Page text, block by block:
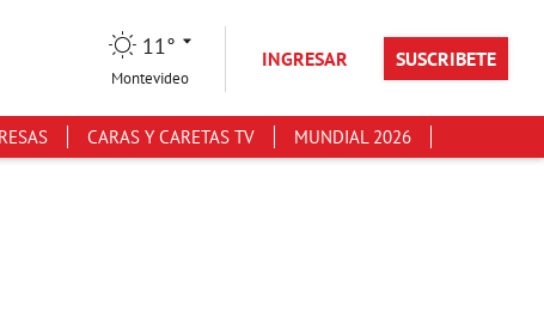
11°
Montevideo
INGRESAR SUSCRIBETE
CARAS Y CARETAS TV MUNDIAL 2026